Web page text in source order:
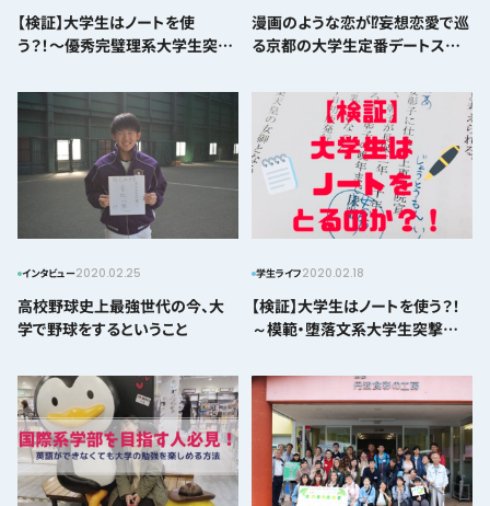
【検証】大学生はノートを使
う？！〜優秀完璧理系大学生突撃
漫画のような恋が⁉妄想恋愛で巡
る京都の大学生定番デートス
インタビュー2020.02.25
高校野球史上最強世代の今、大
学で野球をするということ
学生ライフ2020.02.18
【検証】大学生はノートを使う？！
～模範・堕落文系大学生突撃編